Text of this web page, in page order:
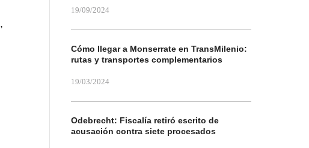
,
19/09/2024
Cómo llegar a Monserrate en TransMilenio:
rutas y transportes complementarios
19/03/2024
Odebrecht: Fiscalía retiró escrito de
acusación contra siete procesados